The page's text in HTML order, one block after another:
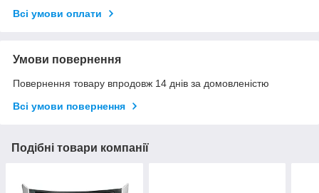
Всі умови оплати
Умови повернення
Повернення товару впродовж 14 днів за домовленістю
Всі умови повернення
Подібні товари компанії